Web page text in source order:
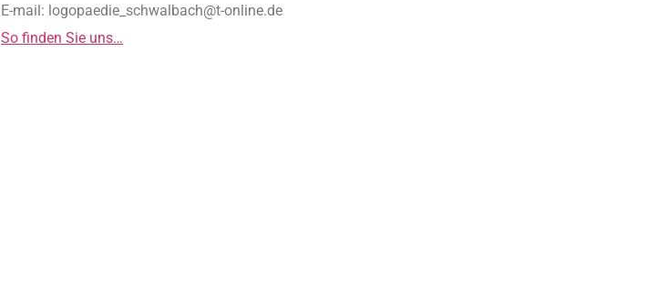
E-mail: logopaedie_schwalbach@t-online.de
So finden Sie uns…